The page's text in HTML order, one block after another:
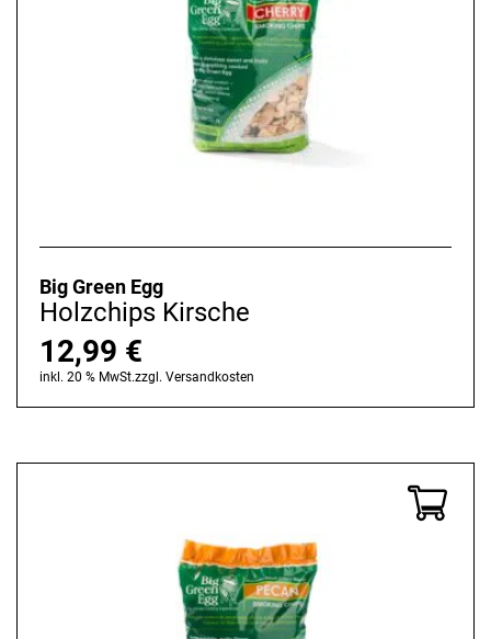
Big Green Egg
Holzchips Kirsche
12,99 €
inkl. 20 % MwSt.zzgl. Versandkosten